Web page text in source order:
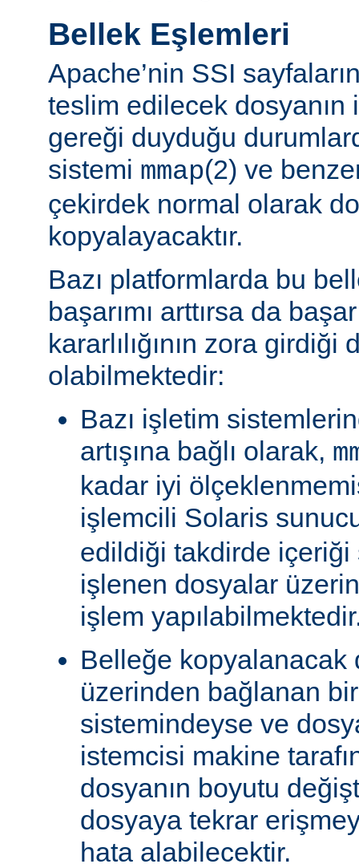
Bellek Eşlemleri
Apache’nin SSI
teslim edilecek dosyanın
gereği duyduğu
sistemi mmap(2) ve
çekirdek normal olarak
kopyalayacaktır.
Bazı platformlarda bu
başarımı arttırsa da
kararlılığının zora girdiği
olabilmektedir:
Bazı işletim
artışına bağlı olarak,
kadar iyi
işlemcili Solaris
edildiği takdirde içeriği
işlenen dosyalar
işlem
Belleğe kopyalanacak
üzerinden bağlanan
sistemindeyse ve
istemcisi makine
dosyanın boyutu
dosyaya tekrar
hata alabilecektir.